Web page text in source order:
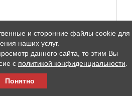
и сторонние файлы cookie для
наших услуг.
данного сайта, то этим Вы
с политикой конфиденциальности
Понятно